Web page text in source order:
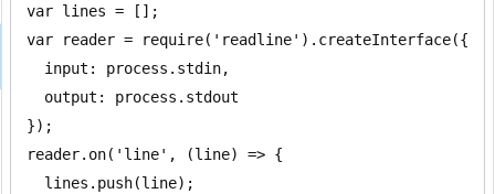
var lines = [];
var reader = require('readline').createInterface({
});
reader.on('line', (line) => {